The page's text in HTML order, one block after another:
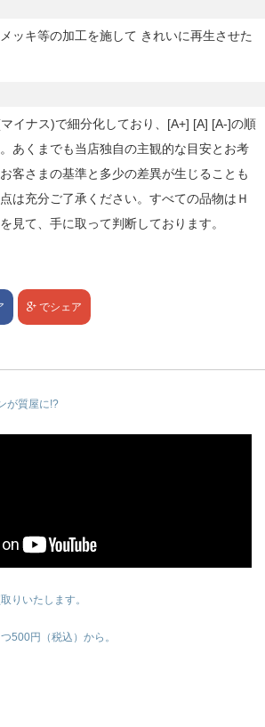
ッキ等の加工を施して きれいに再生させた
イナス)で細分化しており、[A+] [A] [A-]の順
あくまでも当店独自の主観的な目安とお考
客さまの基準と多少の差異が生じることも
は充分ご了承ください。すべての品物はＨ
見て、手に取って判断しております。
でシェア